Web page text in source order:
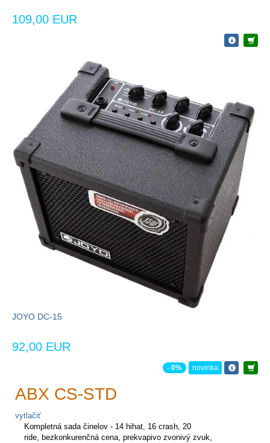
109,00 EUR
JOYO DC-15
92,00 EUR
- 0% novinka
ABX CS-STD
vytlačiť
Kompletná sada činelov - 14 hihat, 16 crash, 20
ride, bezkonkurenčná cena, prekvapivo zvonivý zvuk,